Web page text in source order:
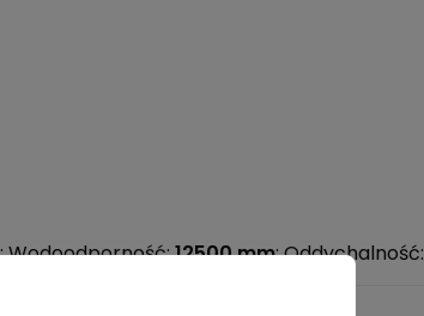
Wodoodporność:12500 mm; Oddychalność: